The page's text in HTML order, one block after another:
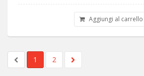
Aggiungi al carrello
1 2